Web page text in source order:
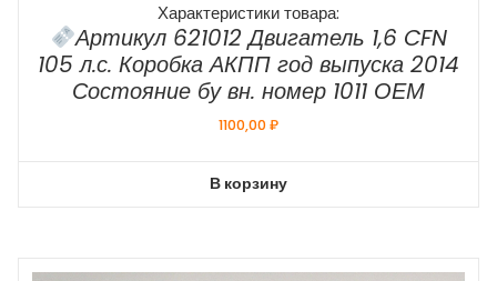
Характеристики товара:
Артикул 621012 Двигатель 1,6 CFN
105 л.с. Коробка АКПП год выпуска 2014
Состояние бу вн. номер 1011 ОЕМ
1100,00₽
В корзину